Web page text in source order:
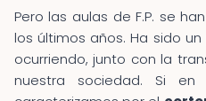
Pero las aulas de F.P. se
los últimos años. Ha sido
ocurriendo, junto con la
nuestra sociedad. Si